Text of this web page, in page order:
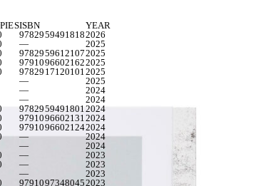
ISBN
YEAR
97829594918182026
—
2025
97829596121072025
97910966021622025
97829171201012025
—
2025
—
2024
—
2024
97829594918012024
97910966021312024
97910966021242024
—
2024
—
2024
—
2023
—
2023
—
2023
97910973480452023